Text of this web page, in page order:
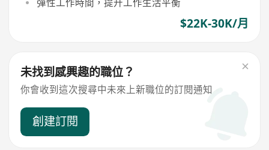
$22K-30K/月
未找到感興趣的職位？
你會收到這次搜尋中未來上新職位的訂閱通知
創建訂閱